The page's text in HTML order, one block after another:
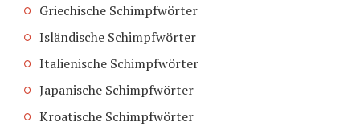
Griechische Schimpfwörter
Isländische Schimpfwörter
Italienische Schimpfwörter
Japanische Schimpfwörter
Kroatische Schimpfwörter